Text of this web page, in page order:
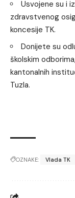
Usvojene su i
zdravstvenog
koncesije TK.
Donijete su
školskim
kantonalnih
Tuzla.
OZNAKE: Vlada TK